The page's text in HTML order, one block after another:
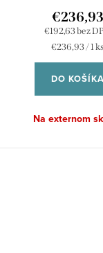
€192,63 bez
€236,93
Jednotková
€236,93 / 1 ks
DO KOŠÍKA
Na externom